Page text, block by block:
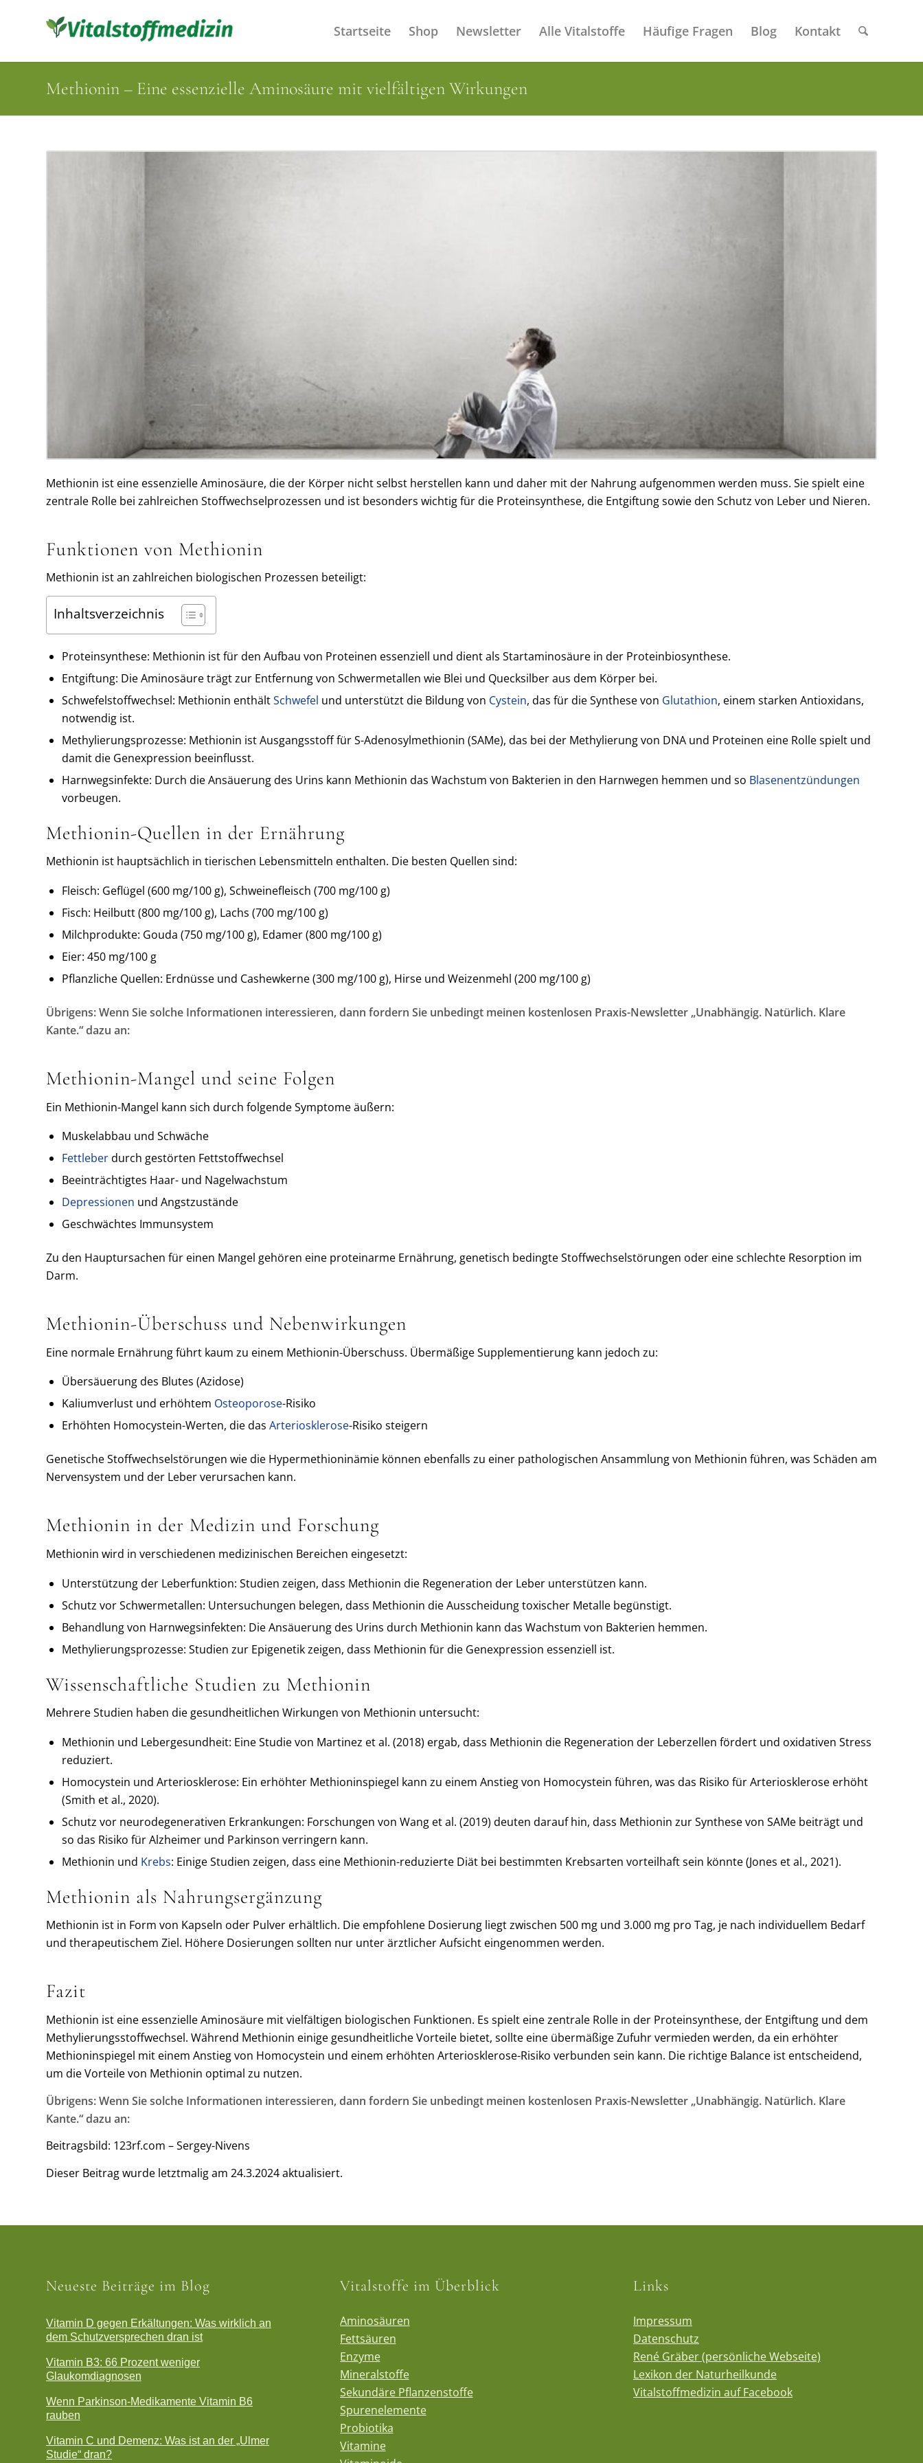
Startseite Shop Newsletter Alle Vitalstoffe Häufige Fragen Blog Kontakt
Methionin – Eine essenzielle Aminosäure mit vielfältigen Wirkungen
Methionin ist eine essenzielle Aminosäure, die der Körper nicht selbst herstellen kann und daher mit der Nahrung aufgenommen werden muss. Sie spielt eine
zentrale Rolle bei zahlreichen Stoffwechselprozessen und ist besonders wichtig für die Proteinsynthese, die Entgiftung sowie den Schutz von Leber und Nieren.
Funktionen von Methionin
Methionin ist an zahlreichen biologischen Prozessen beteiligt:
Inhaltsverzeichnis
Proteinsynthese: Methionin ist für den Aufbau von Proteinen essenziell und dient als Startaminosäure in der Proteinbiosynthese.
Entgiftung: Die Aminosäure trägt zur Entfernung von Schwermetallen wie Blei und Quecksilber aus dem Körper bei.
Schwefelstoffwechsel: Methionin enthältSchwefel und unterstützt die Bildung von Cystein, das für die Synthese von Glutathion, einem starken Antioxidans,
notwendig ist.
Methylierungsprozesse: Methionin ist Ausgangsstoff für S-Adenosylmethionin (SAMe), das bei der Methylierung von DNA und Proteinen eine Rolle spielt und
damit die Genexpression beeinflusst.
Harnwegsinfekte: Durch die Ansäuerung des Urins kann Methionin das Wachstum von Bakterien in den Harnwegen hemmen und so Blasenentzündungen
vorbeugen.
Methionin-Quellen in der Ernährung
Methionin ist hauptsächlich in tierischen Lebensmitteln enthalten. Die besten Quellen sind:
Fleisch: Geflügel (600 mg/100 g), Schweinefleisch (700 mg/100 g)
Fisch: Heilbutt (800 mg/100 g), Lachs (700 mg/100 g)
Milchprodukte: Gouda (750 mg/100 g), Edamer (800 mg/100 g)
Eier: 450 mg/100 g
Pflanzliche Quellen: Erdnüsse und Cashewkerne (300 mg/100 g), Hirse und Weizenmehl (200 mg/100 g)
Übrigens: Wenn Sie solche Informationen interessieren, dann fordern Sie unbedingt meinen kostenlosen Praxis-Newsletter „Unabhängig. Natürlich. Klare
Kante.“ dazu an:
Methionin-Mangel und seine Folgen
Ein Methionin-Mangel kann sich durch folgende Symptome äußern:
Muskelabbau und Schwäche
Fettleberdurch gestörten Fettstoffwechsel
Beeinträchtigtes Haar- und Nagelwachstum
Depressionen und Angstzustände
Geschwächtes Immunsystem
Zu den Hauptursachen für einen Mangel gehören eine proteinarme Ernährung, genetisch bedingte Stoffwechselstörungen oder eine schlechte Resorption im
Darm.
Methionin-Überschuss und Nebenwirkungen
Eine normale Ernährung führt kaum zu einem Methionin-Überschuss. Übermäßige Supplementierung kann jedoch zu:
Übersäuerung des Blutes (Azidose)
Kaliumverlust und erhöhtem Osteoporose-Risiko
Erhöhten Homocystein-Werten, die das Arteriosklerose-Risiko steigern
Genetische Stoffwechselstörungen wie die Hypermethioninämie können ebenfalls zu einer pathologischen Ansammlung von Methionin führen, was Schäden am
Nervensystem und der Leber verursachen kann.
Methionin in der Medizin und Forschung
Methionin wird in verschiedenen medizinischen Bereichen eingesetzt:
Unterstützung der Leberfunktion: Studien zeigen, dass Methionin die Regeneration der Leber unterstützen kann.
Schutz vor Schwermetallen: Untersuchungen belegen, dass Methionin die Ausscheidung toxischer Metalle begünstigt.
Behandlung von Harnwegsinfekten: Die Ansäuerung des Urins durch Methionin kann das Wachstum von Bakterien hemmen.
Methylierungsprozesse: Studien zur Epigenetik zeigen, dass Methionin für die Genexpression essenziell ist.
Wissenschaftliche Studien zu Methionin
Mehrere Studien haben die gesundheitlichen Wirkungen von Methionin untersucht:
Methionin und Lebergesundheit: Eine Studie von Martinez et al. (2018) ergab, dass Methionin die Regeneration der Leberzellen fördert und oxidativen Stress
reduziert.
Homocystein und Arteriosklerose: Ein erhöhter Methioninspiegel kann zu einem Anstieg von Homocystein führen, was das Risiko für Arteriosklerose erhöht
(Smith et al., 2020).
Schutz vor neurodegenerativen Erkrankungen: Forschungen von Wang et al. (2019) deuten darauf hin, dass Methionin zur Synthese von SAMe beiträgt und
so das Risiko für Alzheimer und Parkinson verringern kann.
Methionin und Krebs: Einige Studien zeigen, dass eine Methionin-reduzierte Diät bei bestimmten Krebsarten vorteilhaft sein könnte (Jones et al., 2021).
Methionin als Nahrungsergänzung
Methionin ist in Form von Kapseln oder Pulver erhältlich. Die empfohlene Dosierung liegt zwischen 500 mg und 3.000 mg pro Tag, je nach individuellem Bedarf
und therapeutischem Ziel. Höhere Dosierungen sollten nur unter ärztlicher Aufsicht eingenommen werden.
Fazit
Methionin ist eine essenzielle Aminosäure mit vielfältigen biologischen Funktionen. Es spielt eine zentrale Rolle in der Proteinsynthese, der Entgiftung und dem
Methylierungsstoffwechsel. Während Methionin einige gesundheitliche Vorteile bietet, sollte eine übermäßige Zufuhr vermieden werden, da ein erhöhter
Methioninspiegel mit einem Anstieg von Homocystein und einem erhöhten Arteriosklerose-Risiko verbunden sein kann. Die richtige Balance ist entscheidend,
um die Vorteile von Methionin optimal zu nutzen.
Übrigens: Wenn Sie solche Informationen interessieren, dann fordern Sie unbedingt meinen kostenlosen Praxis-Newsletter „Unabhängig. Natürlich. Klare
Kante.“ dazu an:
Beitragsbild: 123rf.com – Sergey-Nivens
Dieser Beitrag wurde letztmalig am 24.3.2024 aktualisiert.
Neueste Beiträge im Blog
Vitamin D gegen Erkältungen: Was wirklich an
dem Schutzversprechen dran ist
Vitamin B3: 66 Prozent weniger
Glaukomdiagnosen
Wenn Parkinson-Medikamente Vitamin B6
rauben
Vitamin C und Demenz: Was ist an der „Ulmer
Studie“ dran?
Vitalstoffe im Überblick
Aminosäuren
Fettsäuren
Enzyme
Mineralstoffe
Sekundäre Pflanzenstoffe
Spurenelemente
Probiotika
Vitamine
Links
Impressum
Datenschutz
René Gräber (persönliche Webseite)
Lexikon der Naturheilkunde
Vitalstoffmedizin auf Facebook